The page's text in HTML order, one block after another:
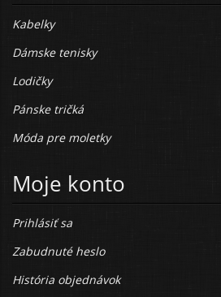
Kabelky
Dámske tenisky
Lodičky
Pánske tričká
Móda pre moletky
Moje konto
Prihlásiť sa
Zabudnuté heslo
História objednávok